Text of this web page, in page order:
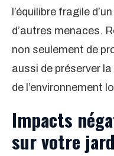
l’équilibre fragile
d’autres menaces.
non seulement de
aussi de préserver la
de l’environnement
Impacts
sur votre